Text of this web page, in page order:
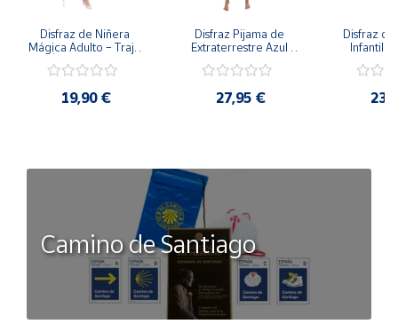
Disfraz de Niñera
Mágica Adulto – Traje
de Mary Poppins con
(3 Piezas)
19,90 €
Disfraz Pijama de
Extraterrestre Azul
Kigurumi de
27,95 €
Disfraz de
Infantil –
Camino de Santiago